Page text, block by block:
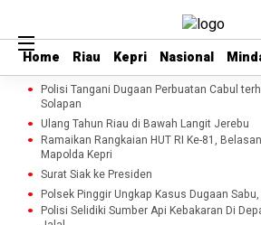
Home Riau Kepri Nasional
Home Riau Kepri Nasional
Polisi Tangani Dugaan Perbuatan Cabul
Solapan
Ulang Tahun Riau di Bawah Langit Jerebu
Ramaikan Rangkaian HUT RI Ke-81,
Mapolda Kepri
Surat Siak ke Presiden
Polsek Pinggir Ungkap Kasus Dugaan
Polisi Selidiki Sumber Api Kebakaran Di